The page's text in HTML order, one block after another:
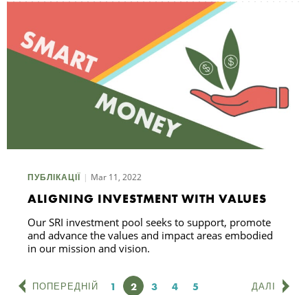
ПУБЛІКАЦІЇ Mar 11, 2022
ALIGNING INVESTMENT WITH VALUES
Our SRI investment pool seeks to support, promote
and advance the values and impact areas embodied
in our mission and vision.
ПОПЕРЕДНІЙ Сторінка
1 Сторінка
2 Сторінка
3 Сторінка
4 Сторінка
5 ДАЛІ